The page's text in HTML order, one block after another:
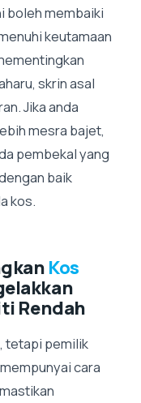
boleh membaiki
keutamaan
skrin asal
Jika anda
mesra bajet,
pembekal yang
baik
kos.
Kos
Rendah
tetapi pemilik
cara